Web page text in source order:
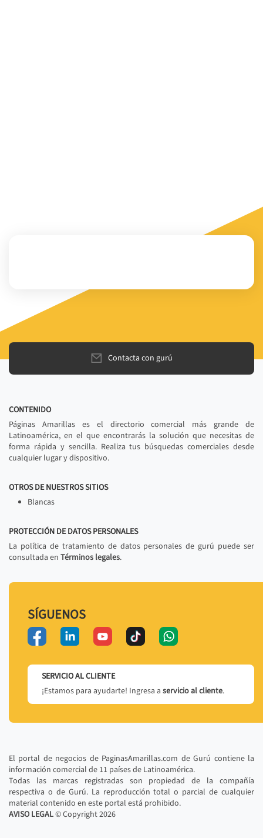
Contacta con gurú
CONTENIDO
Páginas Amarillas es el directorio comercial más grande de
Latinoamérica, en el que encontrarás la solución que necesitas de
forma rápida y sencilla. Realiza tus búsquedas comerciales desde
cualquier lugar y dispositivo.
OTROS DE NUESTROS SITIOS
Blancas
PROTECCIÓN DE DATOS PERSONALES
La política de tratamiento de datos personales de gurú puede ser
consultada en Términos legales.
SÍGUENOS
SERVICIO AL CLIENTE
¡Estamos para ayudarte! Ingresa a servicio al cliente.
El portal de negocios de PaginasAmarillas.com de Gurú contiene la
información comercial de 11 países de Latinoamérica.
Todas las marcas registradas son propiedad de la compañía
respectiva o de Gurú. La reproducción total o parcial de cualquier
material contenido en este portal está prohibido.
AVISO LEGAL© Copyright2026